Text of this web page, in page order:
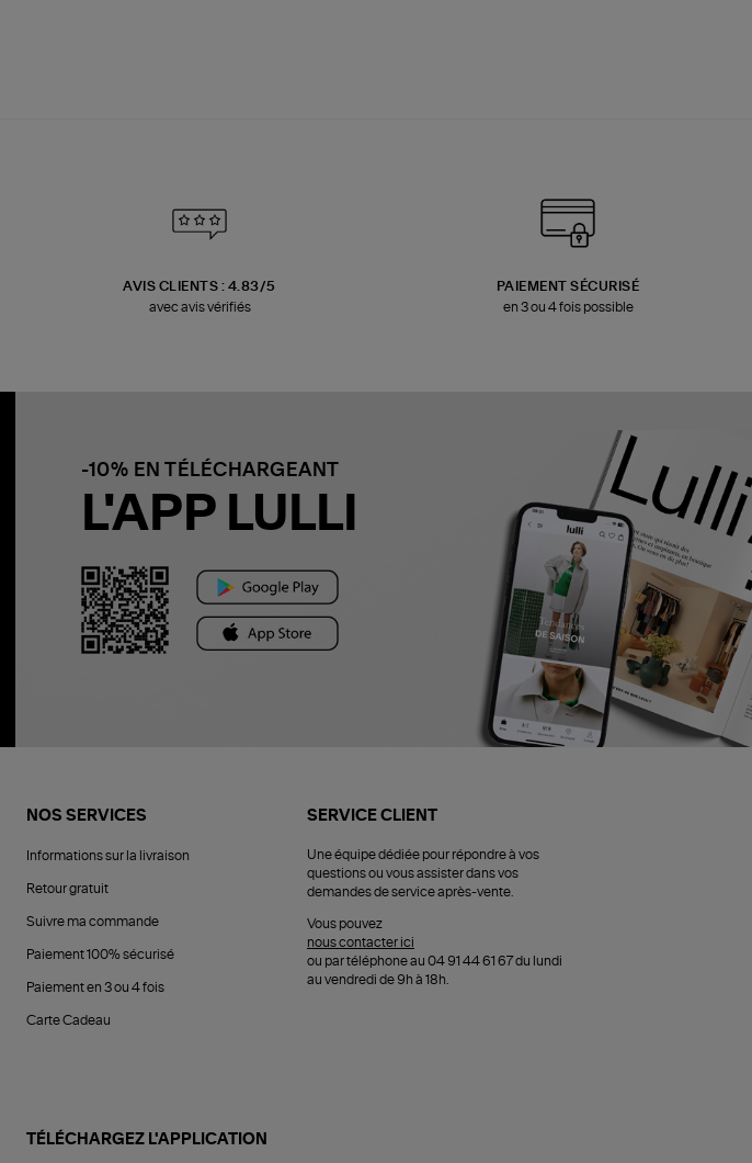
AVIS CLIENTS : 4.83/5
avec avis vérifiés
PAIEMENT SÉCURISÉ
en 3 ou 4 fois possible
-10% EN TÉLÉCHARGEANT
L'APP LULLI
NOS SERVICES
Informations sur la livraison
Retour gratuit
Suivre ma commande
Paiement 100% sécurisé
Paiement en 3 ou 4 fois
Carte Cadeau
SERVICE CLIENT
Une équipe dédiée pour répondre à vos
questions ou vous assister dans vos
demandes de service après-vente.
Vous pouvez
nous contacter ici
ou par téléphone au 04 91 44 61 67 du lundi
au vendredi de 9h à 18h.
TÉLÉCHARGEZ L'APPLICATION